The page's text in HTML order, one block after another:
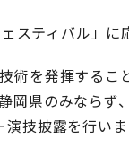
ティバル」に
術を発揮するこ
岡県のみならず
技披露を行い